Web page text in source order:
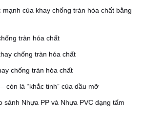
mạnh của khay chống tràn hóa chất bằng
tràn hóa chất
chống tràn hóa chất
chống tràn hóa chất
còn là “khắc tinh” của dầu mỡ
sánh Nhựa PP và Nhựa PVC dạng tấm